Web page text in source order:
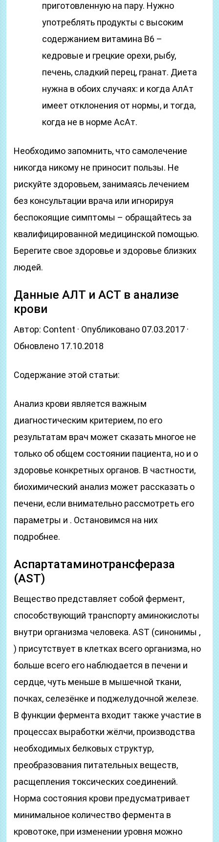
приготовленную на пару. Нужно
употреблять продукты с высоким
содержанием витамина В6 –
кедровые и грецкие орехи, рыбу,
печень, сладкий перец, гранат. Диета
нужна в обоих случаях: и когда АлАт
имеет отклонения от нормы, и тогда,
когда не в норме АсАт.
Необходимо запомнить, что самолечение
никогда никому не приносит пользы. Не
рискуйте здоровьем, занимаясь лечением
без консультации врача или игнорируя
беспокоящие симптомы – обращайтесь за
квалифицированной медицинской помощью.
Берегите свое здоровье и здоровье близких
людей.
Данные АЛТ и АСТ в анализе
крови
Автор: Content · Опубликовано 07.03.2017 ·
Обновлено 17.10.2018
Содержание этой статьи:
Анализ крови является важным
диагностическим критерием, по его
результатам врач может сказать многое не
только об общем состоянии пациента, но и о
здоровье конкретных органов. В частности,
биохимический анализ может рассказать о
печени, если внимательно рассмотреть его
параметры и . Остановимся на них
подробнее.
Аспартат­амино­трансфераза
(AST)
Вещество представляет собой фермент,
способствующий транспорту аминокислоты
внутри организма человека. AST (синонимы ,
) присутствует в клетках всего организма, но
больше всего его наблюдается в печени и
сердце, чуть меньше в мышечной ткани,
почках, селезёнке и поджелудочной железе.
В функции фермента входит также участие в
процессах выработки жёлчи, производства
необходимых белковых структур,
преобразования питательных веществ,
расщепления токсических соединений.
Норма состояния крови предусматривает
минимальное количество фермента в
кровотоке, при изменении уровня можно